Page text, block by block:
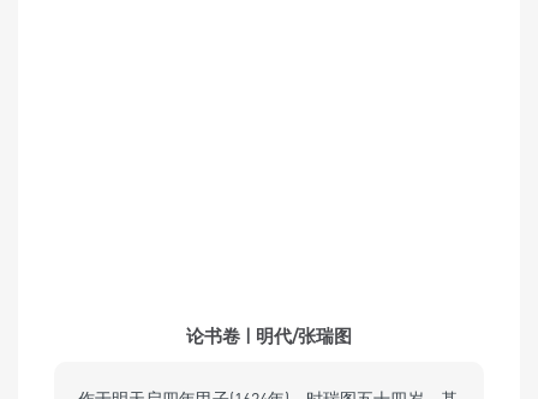
论书卷 | 明代/张瑞图